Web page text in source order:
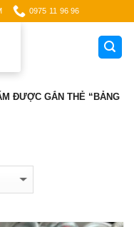
0975 11 96 96
ĐƯỢC GẮN THẺ “BẢNG